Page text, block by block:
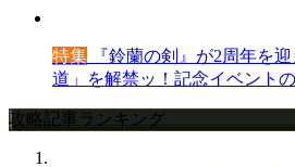
特集 『鈴蘭の剣』が2周年を
道」を解禁ッ！記念イベント
攻略記事ランキング